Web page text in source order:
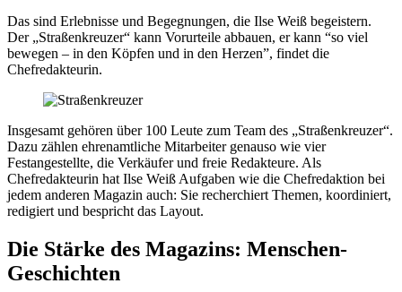
Das sind Erlebnisse und Begegnungen, die Ilse Weiß begeistern.
Der „Straßenkreuzer“ kann Vorurteile abbauen, er kann “so viel
bewegen – in den Köpfen und in den Herzen”, findet die
Chefredakteurin.
Insgesamt gehören über 100 Leute zum Team des „Straßenkreuzer“.
Dazu zählen ehrenamtliche Mitarbeiter genauso wie vier
Festangestellte, die Verkäufer und freie Redakteure. Als
Chefredakteurin hat Ilse Weiß Aufgaben wie die Chefredaktion bei
jedem anderen Magazin auch: Sie recherchiert Themen, koordiniert,
redigiert und bespricht das Layout.
Die Stärke des Magazins: Menschen-
Geschichten